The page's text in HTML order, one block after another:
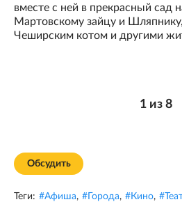
вместе с ней в прекрасный сад
Мартовскому зайцу и Шляпнику,
Чеширским котом и другими
1из 8
Обсудить
Теги: #Афиша, # Города, #Кино, #